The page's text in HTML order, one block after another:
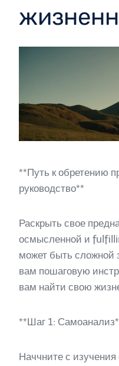
**Путь к обретению
руководство**
Раскрыть свое
осмысленной и
может быть сложной
вам пошаговую
вам найти свою
**Шаг 1:
Наччните с